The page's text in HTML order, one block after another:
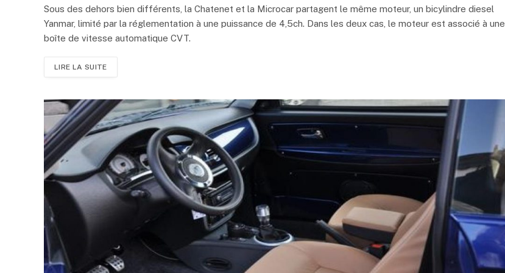
Sous des dehors bien différents, la Chatenet et la Microcar partagent le même moteur, un bicylindre diesel
Yanmar, limité par la réglementation à une puissance de 4,5ch. Dans les deux cas, le moteur est associé à une
boîte de vitesse automatique CVT.
LIRE LA SUITE